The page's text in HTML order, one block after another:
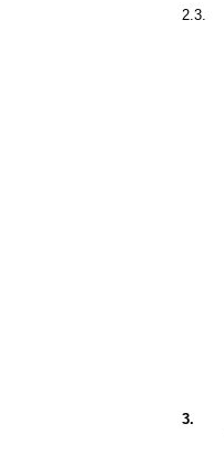
2.3.
3.